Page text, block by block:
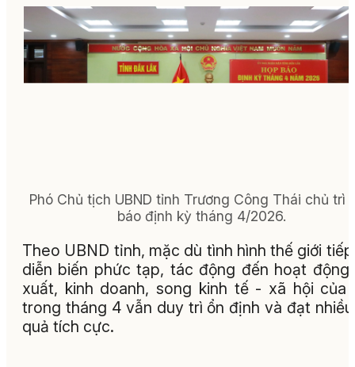
Phó Chủ tịch UBND tỉnh Trương Công Thái chủ trì
báo định kỳ tháng 4/2026.
Theo UBND tỉnh, mặc dù tình hình thế giới
diễn biến phức tạp, tác động đến hoạt động
xuất, kinh doanh, song kinh tế - xã hội của
trong tháng 4 vẫn duy trì ổn định và đạt
quả tích cực.